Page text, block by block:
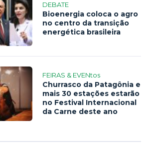
DEBATE
Bioenergia coloca o agro
no centro da transição
energética brasileira
FEIRAS & EVENtos
Churrasco da Patagônia e
mais 30 estações estarão
no Festival Internacional
da Carne deste ano